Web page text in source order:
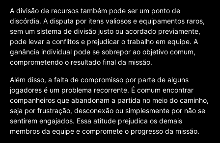
A divisão de recursos também pode ser um ponto de
discórdia. A disputa por itens valiosos e equipamentos raros,
sem um sistema de divisão justo ou acordado previamente,
pode levar a conflitos e prejudicar o trabalho em equipe. A
ganância individual pode se sobrepor ao objetivo comum,
comprometendo o resultado final da missão.
Além disso, a falta de compromisso por parte de alguns
jogadores é um problema recorrente. É comum encontrar
companheiros que abandonam a partida no meio do caminho,
seja por frustração, desconexão ou simplesmente por não se
sentirem engajados. Essa atitude prejudica os demais
membros da equipe e compromete o progresso da missão.